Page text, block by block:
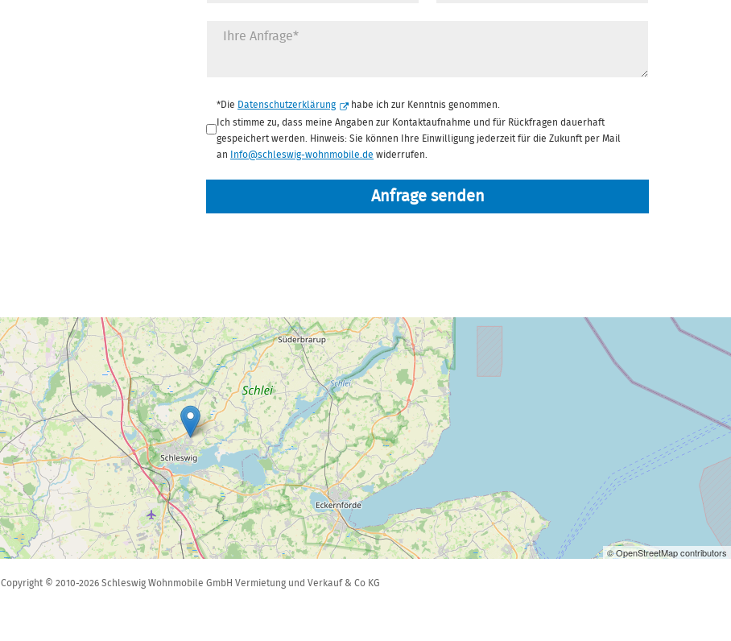
Datenschutz*
*Die Datenschutzerklärung
habe ich zur Kenntnis genommen.
Ich stimme zu, dass meine Angaben zur Kontaktaufnahme und für Rückfragen dauerhaft
gespeichert werden. Hinweis: Sie können Ihre Einwilligung jederzeit für die Zukunft per Mail
an
Info@schleswig-wohnmobile.de widerrufen.
Anfrage senden
© OpenStreetMap contributors
Copyright © 2010-2026 Schleswig Wohnmobile GmbH Vermietung und Verkauf & Co KG